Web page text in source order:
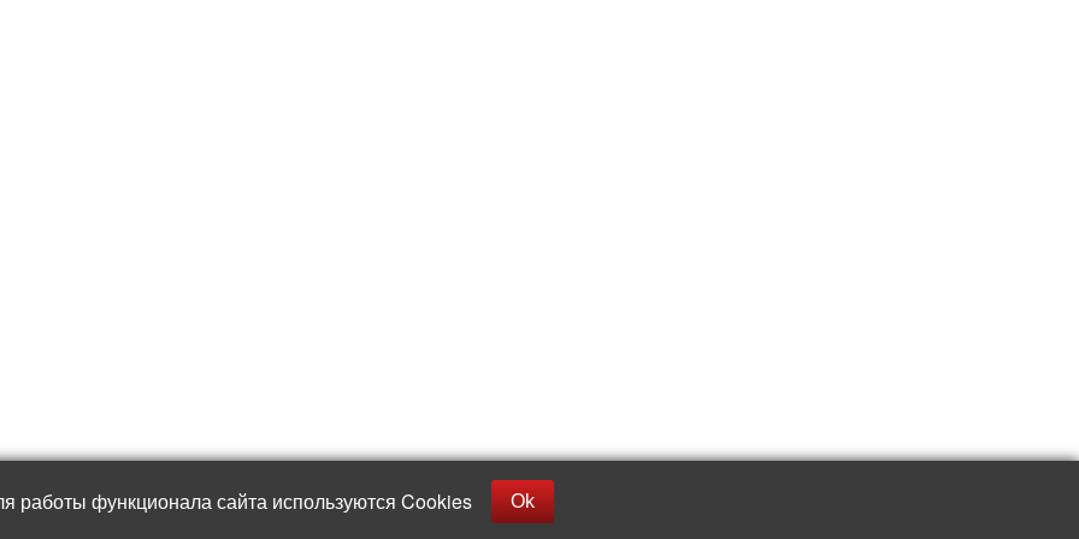
работы функционала сайта используются Cookies Ok